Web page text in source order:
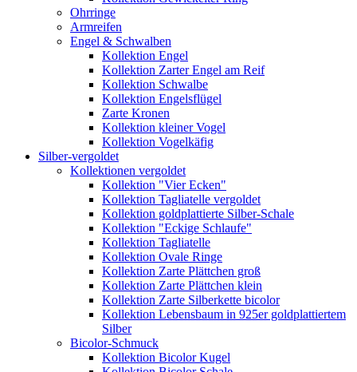
Ohrringe
Armreifen
Engel & Schwalben
Kollektion Engel
Kollektion Zarter Engel am Reif
Kollektion Schwalbe
Kollektion Engelsflügel
Zarte Kronen
Kollektion kleiner Vogel
Kollektion Vogelkäfig
Silber-vergoldet
Kollektionen vergoldet
Kollektion "Vier Ecken"
Kollektion Tagliatelle vergoldet
Kollektion goldplattierte Silber-Schale
Kollektion "Eckige Schlaufe"
Kollektion Tagliatelle
Kollektion Ovale Ringe
Kollektion Zarte Plättchen groß
Kollektion Zarte Plättchen klein
Kollektion Zarte Silberkette bicolor
Kollektion Lebensbaum in 925er goldplattiertem
Silber
Bicolor-Schmuck
Kollektion Bicolor Kugel